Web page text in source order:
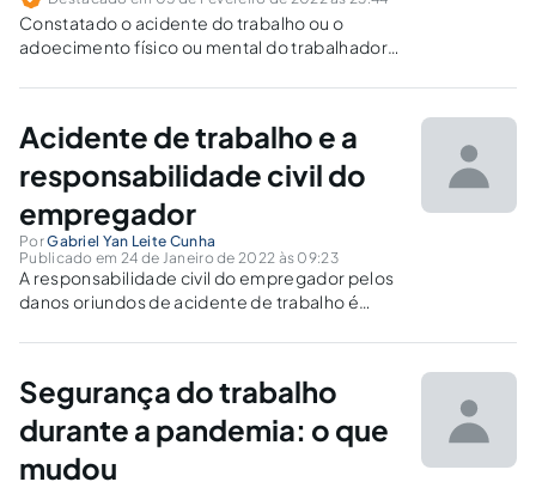
Constatado o acidente do trabalho ou o
adoecimento físico ou mental do trabalhador,
no caso de excludentes de responsabilidade.
Acidente de trabalho e a
responsabilidade civil do
empregador
PorGabriel Yan Leite Cunha
Publicado em 24 de Janeiro de 2022 às 09:23
A responsabilidade civil do empregador pelos
danos oriundos de acidente de trabalho é
Segurança do trabalho
durante a pandemia: o que
mudou